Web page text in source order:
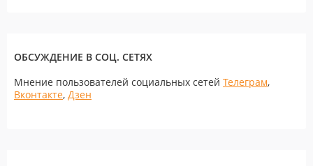
ОБСУЖДЕНИЕ В СОЦ. СЕТЯХ
Мнение пользователей социальных сетей Телеграм,
Вконтакте, Дзен